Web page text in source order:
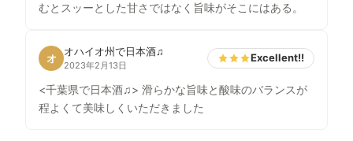
むとスッーとした甘さではなく旨味がそこにはある。
オ
オハイオ州で日本酒♫
2023年2月13日
Excellent!!
<千葉県で日本酒♫> 滑らかな旨味と酸味のバランスが
程よくて美味しくいただきました